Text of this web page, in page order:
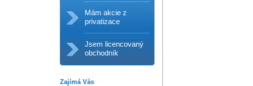
Mám akcie z
privatizace
Jsem licencovaný
obchodník
Zajímá Vás